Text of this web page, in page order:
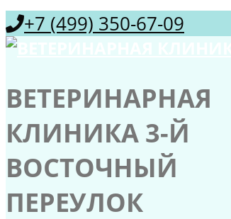
+7 (499) 350-67-09
ВЕТЕРИНАРНАЯ
КЛИНИКА 3-Й
ВОСТОЧНЫЙ
ПЕРЕУЛОК